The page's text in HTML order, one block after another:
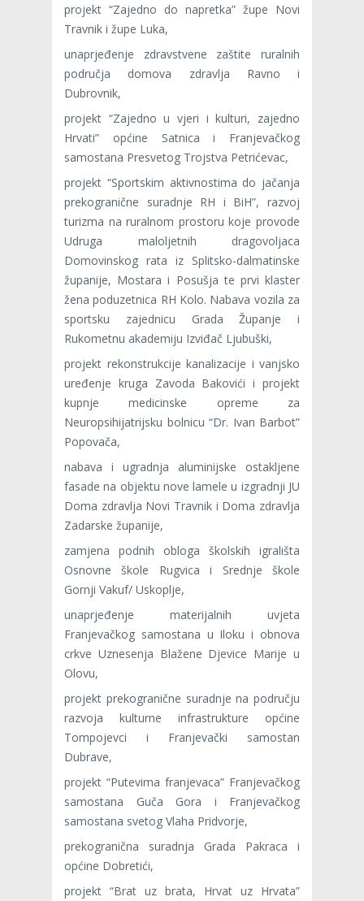
projekt “Zajedno do napretka” župe Novi
Travnik i župe Luka,
unaprjeđenje zdravstvene zaštite ruralnih
područja domova zdravlja Ravno i
Dubrovnik,
projekt “Zajedno u vjeri i kulturi, zajedno
Hrvati” općine Satnica i Franjevačkog
samostana Presvetog Trojstva Petrićevac,
projekt “Sportskim aktivnostima do jačanja
prekogranične suradnje RH i BiH”, razvoj
turizma na ruralnom prostoru koje provode
Udruga maloljetnih dragovoljaca
Domovinskog rata iz Splitsko-dalmatinske
županije, Mostara i Posušja te prvi klaster
žena poduzetnica RH Kolo. Nabava vozila za
sportsku zajednicu Grada Županje i
Rukometnu akademiju Izviđač Ljubuški,
projekt rekonstrukcije kanalizacije i vanjsko
uređenje kruga Zavoda Bakovići i projekt
kupnje medicinske opreme za
Neuropsihijatrijsku bolnicu “Dr. Ivan Barbot”
Popovača,
nabava i ugradnja aluminijske ostakljene
fasade na objektu nove lamele u izgradnji JU
Doma zdravlja Novi Travnik i Doma zdravlja
Zadarske županije,
zamjena podnih obloga školskih igrališta
Osnovne škole Rugvica i Srednje škole
Gornji Vakuf/ Uskoplje,
unaprjeđenje materijalnih uvjeta
Franjevačkog samostana u Iloku i obnova
crkve Uznesenja Blažene Djevice Marije u
Olovu,
projekt prekogranične suradnje na području
razvoja kulturne infrastrukture općine
Tompojevci i Franjevački samostan
Dubrave,
projekt “Putevima franjevaca” Franjevačkog
samostana Guča Gora i Franjevačkog
samostana svetog Vlaha Pridvorje,
prekogranična suradnja Grada Pakraca i
općine Dobretići,
projekt “Brat uz brata, Hrvat uz Hrvata”